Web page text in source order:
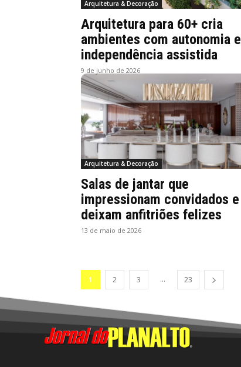
Arquitetura & Decoração
Arquitetura para 60+ cria
ambientes com autonomia e
independência assistida
9 de junho de 2026
Arquitetura & Decoração
Salas de jantar que
impressionam convidados e
deixam anfitriões felizes
13 de maio de 2026
1 2 3 ... 23